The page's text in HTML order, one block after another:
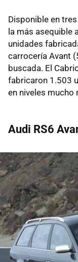
Disponible en
la más asequible
unidades
carrocería Avant
buscada. El
fabricaron 1.503
en niveles mucho
Audi RS6